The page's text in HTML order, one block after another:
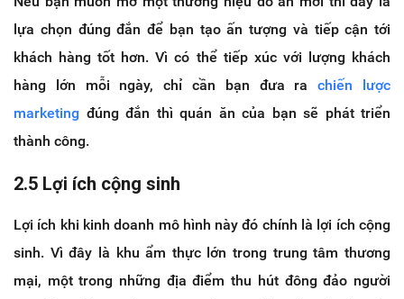
lựa chọn đúng đắn để bạn tạo ấn tượng và tiếp cận tới
khách hàng tốt hơn. Vì có thể tiếp xúc với lượng khách
hàng lớn mỗi ngày, chỉ cần bạn đưa rachiến lược
marketing đúng đắn thì quán ăn của bạn sẽ phát triển
thành công.
2.5 Lợi ích cộng sinh
Lợi ích khi kinh doanh mô hình này đó chính là lợi ích cộng
sinh. Vì đây là khu ẩm thực lớn trong trung tâm thương
mại, một trong những địa điểm thu hút đông đảo người